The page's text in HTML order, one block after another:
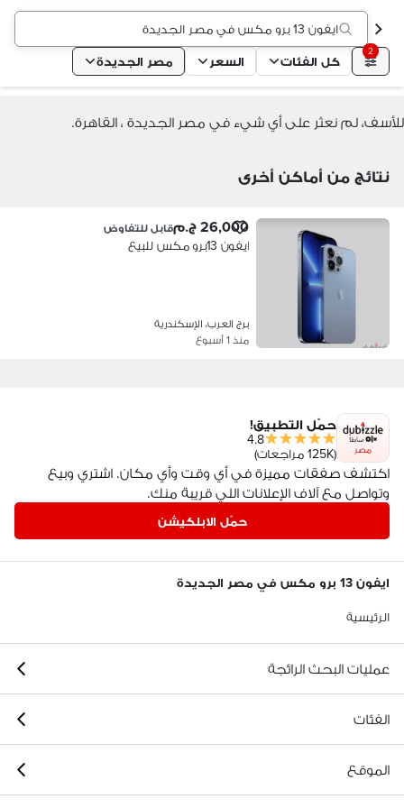
ايفون 13 برو مكس في مصر الجديدة
2
كل الفئات السعر مصر الجديدة
للأسف، لم نعثر على أي شيء في مصر الجديدة ، القاهرة.
نتائج من أماكن أخرى
26,000 ج.م قابل للتفاوض
ايفون 13برو مكس للبيع
برج العرب، الإسكندرية
منذ 1 أسبوع
مصر
حمّل التطبيق!
4.8
(125K مراجعات)
اكتشف صفقات مميزة في أي وقت وأي مكان. اشتري وبيع
وتواصل مع آلاف الإعلانات اللي قريبة منك.
حمّل الابلكيشن
ايفون 13 برو مكس في مصر الجديدة
الرئيسية
عمليات البحث الرائجة
الفئات
الموقع